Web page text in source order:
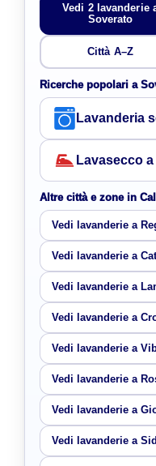
Vedi 2 lavanderie
Soverato
Città A–Z
Ricerche popolari a
Lavanderia
Lavasecco
Altre città e zone in
Vedi lavanderie a
Vedi lavanderie a
Vedi lavanderie a
Vedi lavanderie a
Vedi lavanderie a
Vedi lavanderie a
Vedi lavanderie a
Vedi lavanderie a